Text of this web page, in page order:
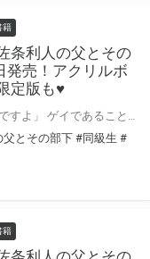
籍
条利人の父とその
発売！アクリルボ
定版も♥
とその部下 #同級生 #
籍